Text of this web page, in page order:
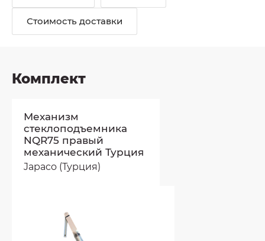
Стоимость доставки
Комплект
Механизм
стеклоподъемника
NQR75 правый
механический Турция
Japaco (Турция)